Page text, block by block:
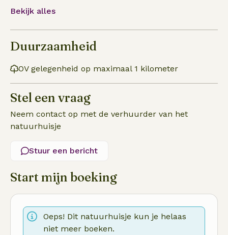
Bekijk alles
Duurzaamheid
OV gelegenheid op maximaal 1 kilometer
Stel een vraag
Neem contact op met de verhuurder van het
natuurhuisje
Stuur een bericht
Start mijn boeking
Oeps! Dit natuurhuisje kun je helaas
niet meer boeken.